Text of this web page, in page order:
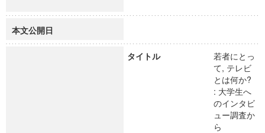
本文公開日
タイトル
若者にとっ
て, テレビ
とは何か?
: 大学生へ
のインタビ
ュー調査か
ら